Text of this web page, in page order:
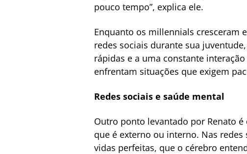
pouco tempo”, explica ele.
Enquanto os millennials cresceram
redes sociais durante sua
rápidas e a uma constante
enfrentam situações que exigem
Redes sociais e saúde mental
Outro ponto levantado por Renato
que é externo ou interno. Nas
vidas perfeitas, que o cérebro